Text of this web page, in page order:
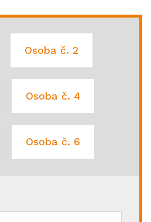
Osoba č. 2
Osoba č. 4
Osoba č. 6